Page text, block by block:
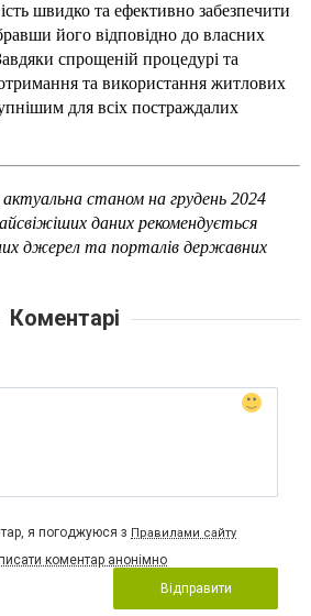
швидко та ефективно забезпечити
його відповідно до власних
спрощеній процедурі та
та використання житлових
для всіх постраждалих
станом на грудень 2024
даних рекомендується
джерел та порталів державних
Коментарі
я погоджуюся з Правилами сайту
коментар анонімно
Відправити